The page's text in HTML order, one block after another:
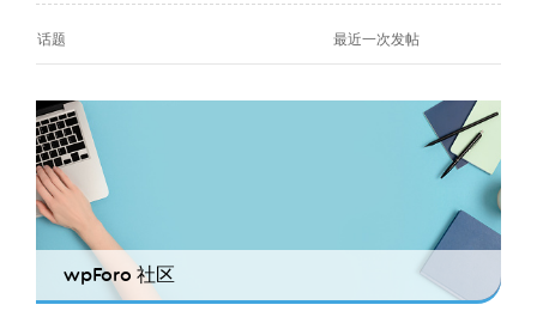
话题 最近一次发帖
wpForo 社区